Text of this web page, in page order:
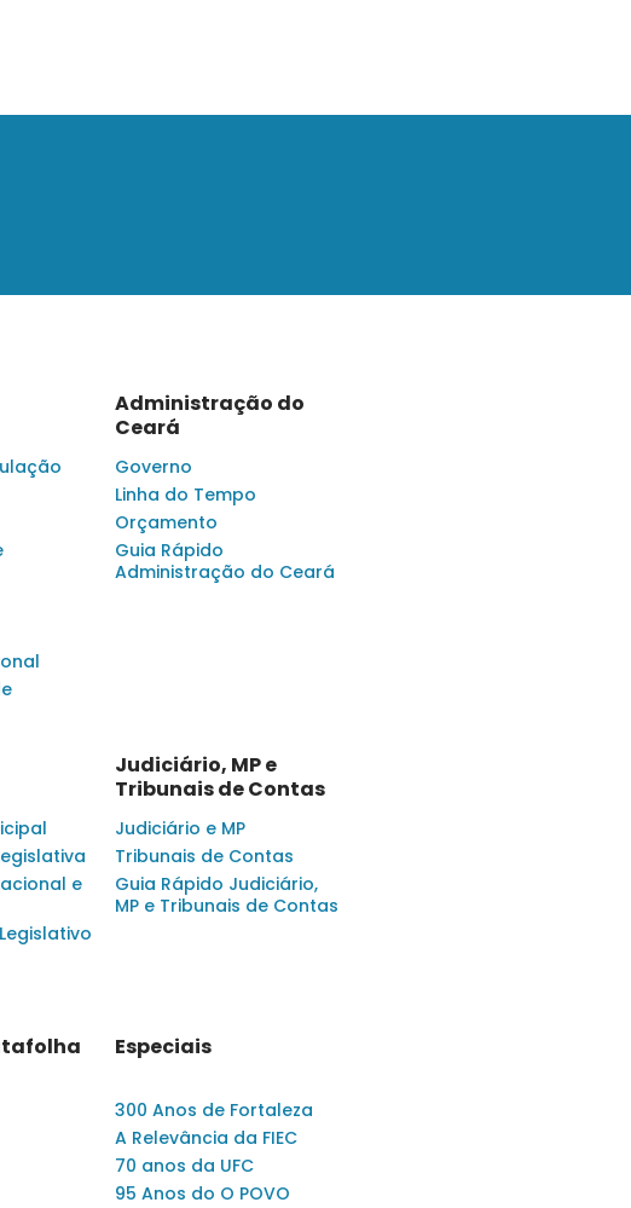
Administração do
Ceará
Governo
Linha do Tempo
Orçamento
Guia Rápido
Administração do Ceará
e
Judiciário, MP e
Tribunais de Contas
Judiciário e MP
Tribunais de Contas
Guia Rápido Judiciário,
MP e Tribunais de Contas
Especiais
300 Anos de Fortaleza
A Relevância da FIEC
70 anos da UFC
95 Anos do O POVO